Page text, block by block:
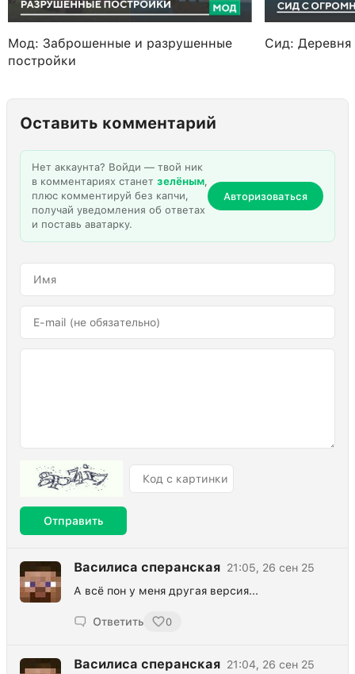
Мод: Заброшенные и разрушенные
постройки
Сид: Деревня
Оставить комментарий
Нет аккаунта? Войди — твой ник
в комментариях станет зелёным,
плюс комментируй без капчи,
получай уведомления об ответах
и поставь аватарку.
Авторизоваться
Отправить
Василиса сперанская 21:05, 26 сен 25
А всё пон у меня другая версия...
Ответить 0
Василиса сперанская 21:04, 26 сен 25